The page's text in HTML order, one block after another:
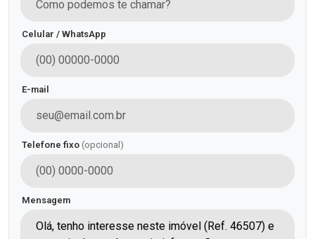
Celular / WhatsApp
E-mail
Telefone fixo (opcional)
Mensagem